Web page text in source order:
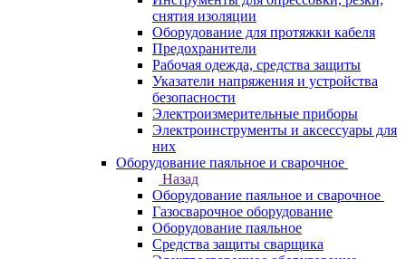
снятия изоляции
Оборудование для протяжки кабеля
Предохранители
Рабочая одежда, средства защиты
Указатели напряжения и устройства
безопасности
Электроизмерительные приборы
Электроинструменты и аксессуары для
них
Оборудование паяльное и сварочное
Назад
Оборудование паяльное и сварочное
Газосварочное оборудование
Оборудование паяльное
Средства защиты сварщика